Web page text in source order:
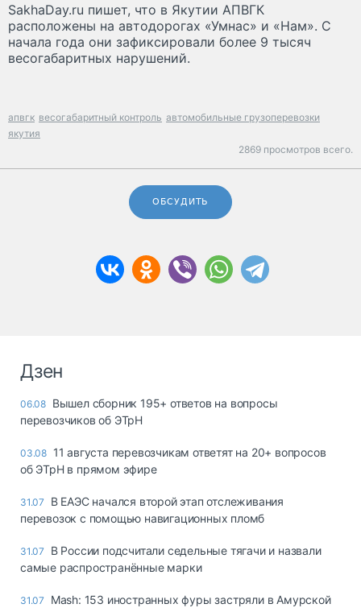
SakhaDay.ru пишет, что в Якутии АПВГК
расположены на автодорогах «Умнас» и «Нам». С
начала года они зафиксировали более 9 тысяч
весогабаритных нарушений.
апвгк весогабаритный контроль автомобильные грузоперевозки
якутия
2869 просмотров всего.
ОБСУДИТЬ
Дзен
06.08 Вышел сборник 195+ ответов на вопросы
перевозчиков об ЭТрН
03.08 11 августа перевозчикам ответят на 20+ вопросов
об ЭТрН в прямом эфире
31.07
В ЕАЭС начался второй этап отслеживания
перевозок с помощью навигационных пломб
31.07
В России подсчитали седельные тягачи и назвали
самые распространённые марки
31.07
Mash: 153 иностранных фуры застряли в Амурской